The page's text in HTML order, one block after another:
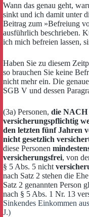
Wann das genau geht,
sinkt und ich damit unter
Beitrag zum »Befreiung
ausführlich beschrieben.
ich mich befreien lassen,
Haben Sie zu diesem
so brauchen Sie keine
nicht mehr ein. Die
SGB V und dessen
(3a) Personen, die NACH
versicherungspflichtig
den letzten fünf Jahren
nicht gesetzlich
diese Personen
versicherungsfrei, von
§ 5 Abs. 5 nicht
nach Satz 2 stehen die
Satz 2 genannten Person
nach § 5 Abs. 1 Nr. 13
Sinkendes Einkommen
J.)